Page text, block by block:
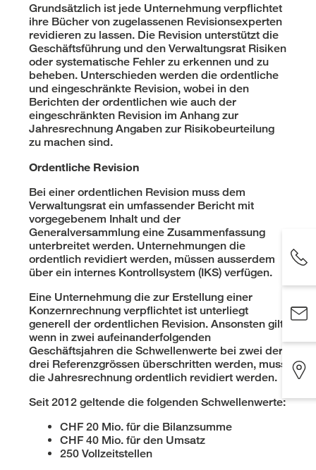
Grundsätzlich ist jede Unternehmung verpflichtet
ihre Bücher von zugelassenen Revisionsexperten
revidieren zu lassen. Die Revision unterstützt die
Geschäftsführung und den Verwaltungsrat Risiken
oder systematische Fehler zu erkennen und zu
beheben. Unterschieden werden die ordentliche
und eingeschränkte Revision, wobei in den
Berichten der ordentlichen wie auch der
eingeschränkten Revision im Anhang zur
Jahresrechnung Angaben zur Risikobeurteilung
zu machen sind.
Ordentliche Revision
Bei einer ordentlichen Revision muss dem
Verwaltungsrat ein umfassender Bericht mit
vorgegebenem Inhalt und der
Generalversammlung eine Zusammenfassung
unterbreitet werden. Unternehmungen die
ordentlich revidiert werden, müssen ausserdem
über ein internes Kontrollsystem (IKS) verfügen.
Eine Unternehmung die zur Erstellung einer
Konzernrechnung verpflichtet ist unterliegt
generell der ordentlichen Revision. Ansonsten gilt,
wenn in zwei aufeinanderfolgenden
Geschäftsjahren die Schwellenwerte bei zwei der
drei Referenzgrössen überschritten werden, muss
die Jahresrechnung ordentlich revidiert werden.
Seit 2012 geltende die folgenden Schwellenwerte:
CHF 20 Mio. für die Bilanzsumme
CHF 40 Mio. für den Umsatz
250 Vollzeitstellen